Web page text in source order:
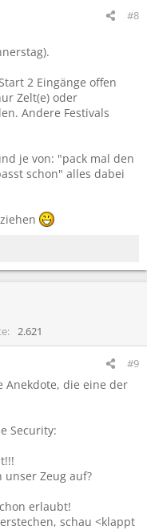
#8
2 Eingänge offen
Zelt(e) oder
Andere Festivals
je von: "pack mal den
schon" alles dabei
2.621
#9
Anekdote, die eine der
Security:
unser Zeug auf?
erlaubt!
schau <klappt